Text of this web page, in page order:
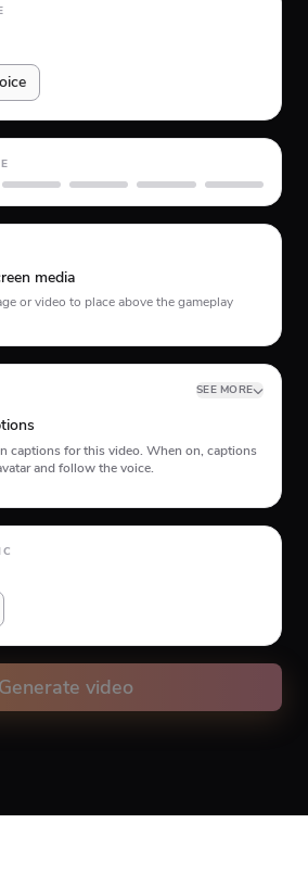
Planet CoasterRoblox Skate Subway Surfer
media
or video to place above the gameplay
SEE MORE
captions for this video. When on, captions
and follow the voice.
Generate video